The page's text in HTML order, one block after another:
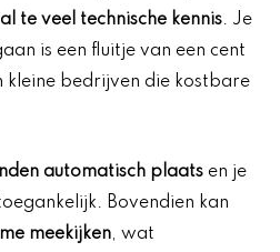
te veel technische kennis. Je
is een fluitje van een cent
kleine bedrijven die kostbare
automatisch plaats en je
Bovendien kan
meekijken, wat